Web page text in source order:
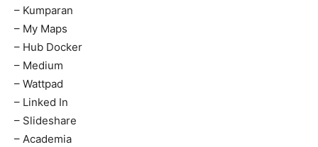
– Kumparan
– My Maps
– Hub Docker
– Medium
– Wattpad
– Linked In
– Slideshare
– Academia